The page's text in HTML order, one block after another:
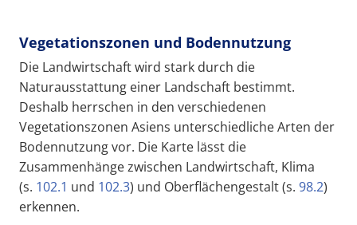
Vegetationszonen und Bodennutzung
Die Landwirtschaft wird stark durch die
Naturausstattung einer Landschaft bestimmt.
Deshalb herrschen in den verschiedenen
Vegetationszonen Asiens unterschiedliche Arten der
Bodennutzung vor. Die Karte lässt die
Zusammenhänge zwischen Landwirtschaft, Klima
(s. 102.1 und 102.3) und Oberflächengestalt (s. 98.2)
erkennen.